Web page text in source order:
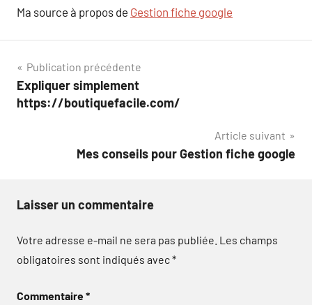
Ma source à propos de Gestion fiche google
Navigation
de
Publication précédente
Expliquer simplement
https://boutiquefacile.com/
Article suivant
Mes conseils pour Gestion fiche google
Laisser un commentaire
Votre adresse e-mail ne sera pas publiée. Les champs
obligatoires sont indiqués avec*
Commentaire*